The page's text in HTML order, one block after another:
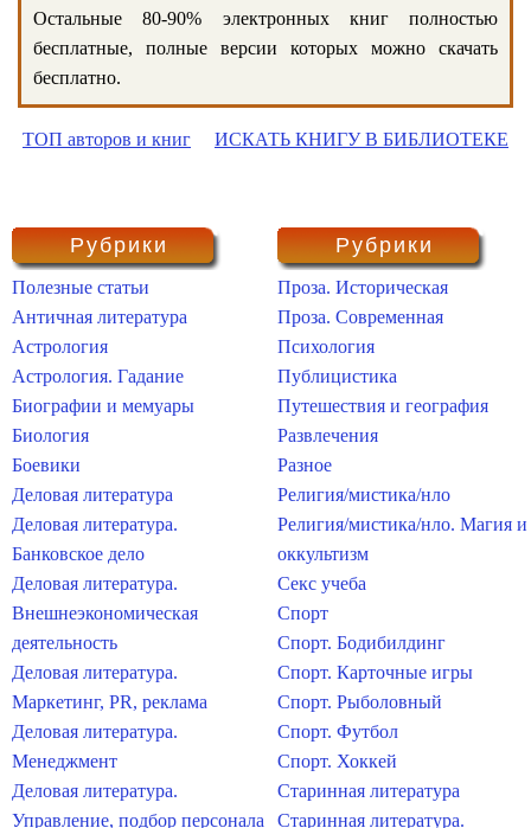
Остальные 80-90% электронных книг полностью
бесплатные, полные версии которых можно скачать
бесплатно.
ТОП авторов и книг ИСКАТЬ КНИГУ В БИБЛИОТЕКЕ
Рубрики
Полезные статьи
Античная литература
Астрология
Астрология. Гадание
Биографии и мемуары
Биология
Боевики
Деловая литература
Деловая литература.
Банковское дело
Деловая литература.
Внешнеэкономическая
деятельность
Деловая литература.
Маркетинг, PR, реклама
Деловая литература.
Менеджмент
Деловая литература.
Управление, подбор персонала
Рубрики
Проза. Историческая
Проза. Современная
Психология
Публицистика
Путешествия и география
Развлечения
Разное
Религия/мистика/нло
Религия/мистика/нло. Магия и
оккультизм
Секс учеба
Спорт
Спорт. Бодибилдинг
Спорт. Карточные игры
Спорт. Рыболовный
Спорт. Футбол
Спорт. Хоккей
Старинная литература
Старинная литература.